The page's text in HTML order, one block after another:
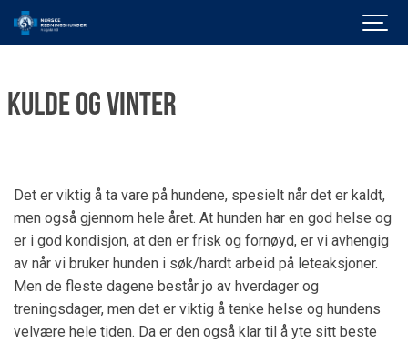
Kulde og vinter
Det er viktig å ta vare på hundene, spesielt når det er kaldt,
men også gjennom hele året. At hunden har en god helse og
er i god kondisjon, at den er frisk og fornøyd, er vi avhengig
av når vi bruker hunden i søk/hardt arbeid på leteaksjoner.
Men de fleste dagene består jo av hverdager og
treningsdager, men det er viktig å tenke helse og hundens
velvære hele tiden. Da er den også klar til å yte sitt beste